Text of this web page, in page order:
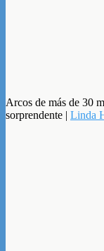
Arcos de más de 30
sorprendente | Linda